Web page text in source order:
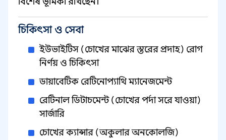
চিকিৎসা ও সেবা
ইউভাইটিস (চোখের মাঝের স্তরের প্রদাহ) রোগ
নির্ণয় ও চিকিৎসা
ডায়াবেটিক রেটিনোপ্যাথি ম্যানেজমেন্ট
রেটিনাল ডিটাচমেন্ট (চোখের পর্দা সরে যাওয়া)
সার্জারি
চোখের ক্যান্সার (অকুলার অনকোলজি)